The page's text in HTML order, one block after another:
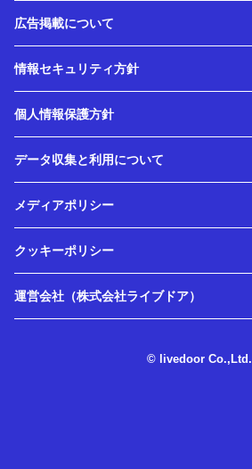
広告掲載について
情報セキュリティ方針
個人情報保護方針
データ収集と利用について
メディアポリシー
クッキーポリシー
運営会社（株式会社ライブドア）
© livedoor Co.,Ltd.